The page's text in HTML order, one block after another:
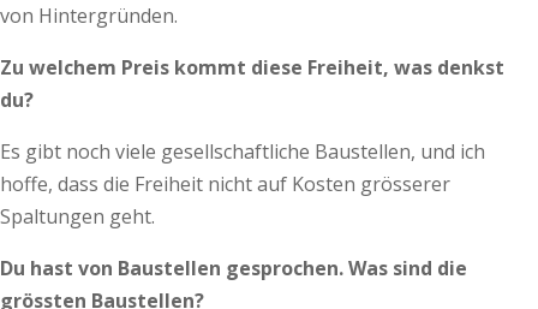
von Hintergründen.
Zu welchem Preis kommt diese Freiheit, was denkst
du?
Es gibt noch viele gesellschaftliche Baustellen, und ich
hoffe, dass die Freiheit nicht auf Kosten grösserer
Spaltungen geht.
Du hast von Baustellen gesprochen. Was sind die
grössten Baustellen?